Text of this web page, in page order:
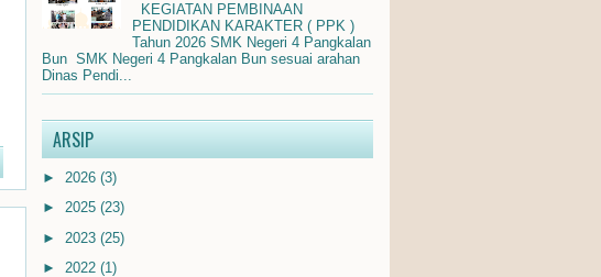
KEGIATAN PEMBINAAN
PENDIDIKAN KARAKTER ( PPK )
Tahun 2026 SMK Negeri 4 Pangkalan
Bun SMK Negeri 4 Pangkalan Bun sesuai arahan
Dinas Pendi...
ARSIP
► 2026 (3)
► 2025 (23)
► 2023 (25)
► 2022 (1)